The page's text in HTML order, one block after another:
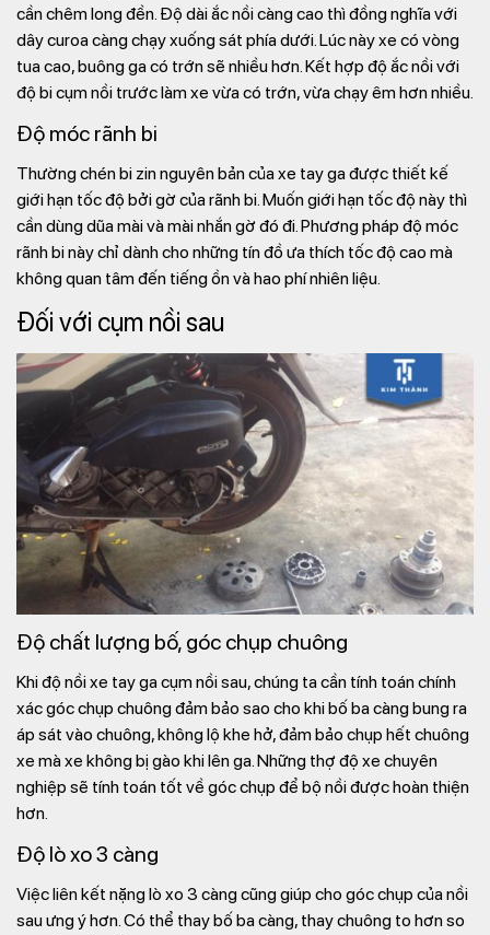
cần chêm long đền. Độ dài ắc nồi càng cao thì đồng nghĩa với
dây curoa càng chạy xuống sát phía dưới. Lúc này xe có vòng
tua cao, buông ga có trớn sẽ nhiều hơn. Kết hợp độ ắc nồi với
độ bi cụm nồi trước làm xe vừa có trớn, vừa chạy êm hơn nhiều.
Độ móc rãnh bi
Thường chén bi zin nguyên bản của xe tay ga được thiết kế
giới hạn tốc độ bởi gờ của rãnh bi. Muốn giới hạn tốc độ này thì
cần dùng dũa mài và mài nhắn gờ đó đi. Phương pháp độ móc
rãnh bi này chỉ dành cho những tín đồ ưa thích tốc độ cao mà
không quan tâm đến tiếng ồn và hao phí nhiên liệu.
Đối với cụm nồi sau
Độ chất lượng bố, góc chụp chuông
Khi độ nồi xe tay ga cụm nồi sau, chúng ta cần tính toán chính
xác góc chụp chuông đảm bảo sao cho khi bố ba càng bung ra
áp sát vào chuông, không lộ khe hở, đảm bảo chụp hết chuông
xe mà xe không bị gào khi lên ga. Những thợ độ xe chuyên
nghiệp sẽ tính toán tốt về góc chụp để bộ nồi được hoàn thiện
hơn.
Độ lò xo 3 càng
Việc liên kết nặng lò xo 3 càng cũng giúp cho góc chụp của nồi
sau ưng ý hơn. Có thể thay bố ba càng, thay chuông to hơn so